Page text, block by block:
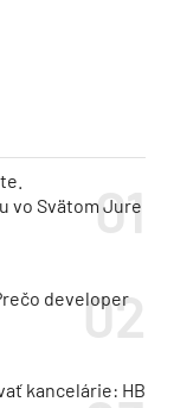
vo Svätom Jure
developer
kancelárie: HB